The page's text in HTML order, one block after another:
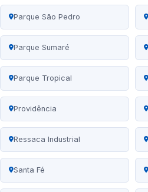
Parque São Pedro
Parque Sumaré
Parque Tropical
Providência
Ressaca Industrial
Santa Fé